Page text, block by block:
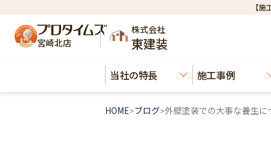
【
宮崎北店
株式会社
東建装
当社の特長 施工事例
HOME>ブログ>外壁塗装での大事な養生に